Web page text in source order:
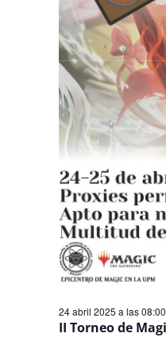
II Torneo de
24 abril 2025 a las 08:00